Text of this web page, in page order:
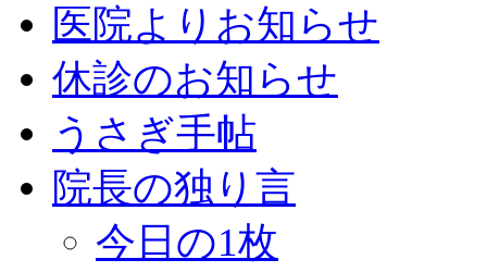
医院よりお知らせ
休診のお知らせ
うさぎ手帖
院長の独り言
今日の1枚